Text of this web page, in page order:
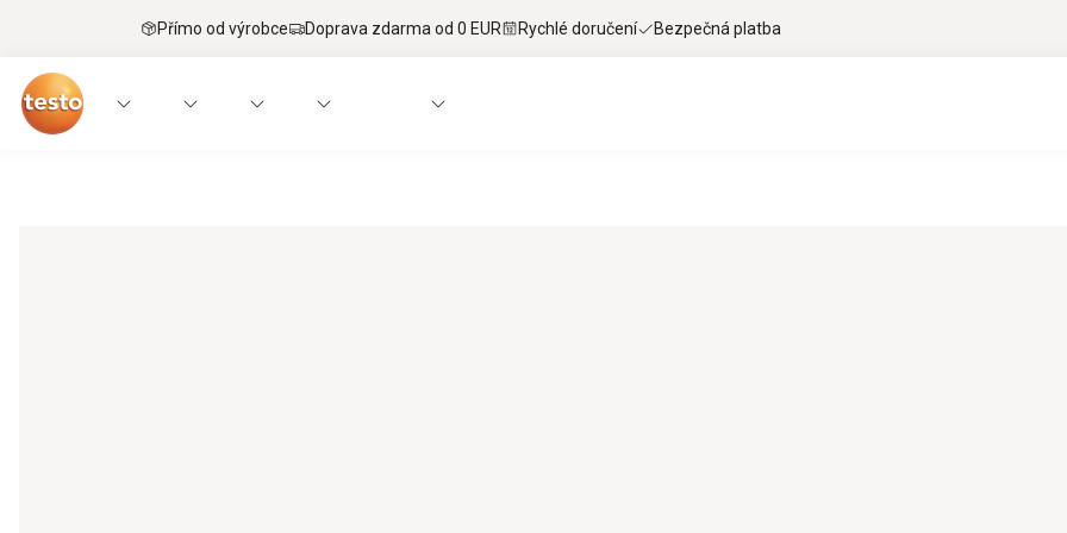
Přímo od výrobce Doprava zdarma od 0 EUR Rychlé doručení Bezpečná platba